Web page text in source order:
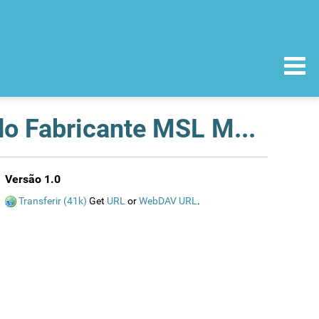
Retirada de Certificado de Dispositivos Médicos do Fabricante MSL Medical, Ltd.
Versão 1.0
Transferir (41k) Get URL orWebDAV URL .